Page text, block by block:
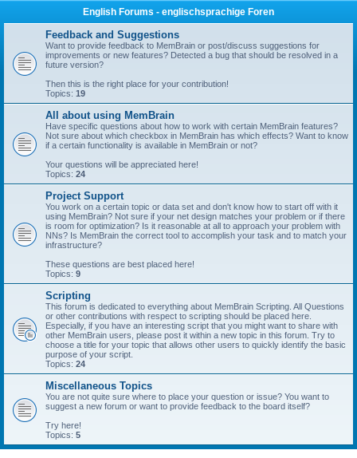
English Forums - englischsprachige Foren
Feedback and Suggestions
Want to provide feedback to MemBrain or post/discuss suggestions for
improvements or new features? Detected a bug that should be resolved in a
future version?
Then this is the right place for your contribution!
Topics: 19
All about using MemBrain
Have specific questions about how to work with certain MemBrain features?
Not sure about which checkbox in MemBrain has which effects? Want to know
if a certain functionality is available in MemBrain or not?
Your questions will be appreciated here!
Topics: 24
Project Support
You work on a certain topic or data set and don't know how to start off with it
using MemBrain? Not sure if your net design matches your problem or if there
is room for optimization? Is it reasonable at all to approach your problem with
NNs? Is MemBrain the correct tool to accomplish your task and to match your
infrastructure?
These questions are best placed here!
Topics: 9
Scripting
This forum is dedicated to everything about MemBrain Scripting. All Questions
or other contributions with respect to scripting should be placed here.
Especially, if you have an interesting script that you might want to share with
other MemBrain users, please post it within a new topic in this forum. Try to
choose a title for your topic that allows other users to quickly identify the basic
purpose of your script.
Topics: 24
Miscellaneous Topics
You are not quite sure where to place your question or issue? You want to
suggest a new forum or want to provide feedback to the board itself?
Try here!
Topics: 5